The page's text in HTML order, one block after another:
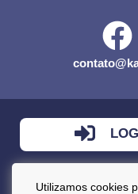
Utilizamos cookies
VENDA -